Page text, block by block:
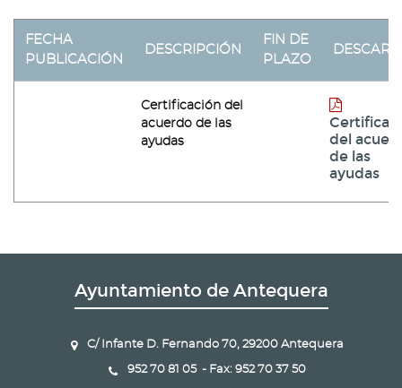
FECHA
PUBLICACIÓN
DESCRIPCIÓN
FIN DE
PLAZO
Certificación del
acuerdo de las
ayudas
del
de las
ayudas
Ayuntamiento de Antequera
C/ Infante D. Fernando 70, 29200 Antequera
952 70 81 05 - Fax: 952 70 37 50